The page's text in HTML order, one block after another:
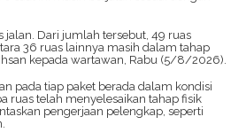
jalan. Dari jumlah tersebut, 49 ruas
36 ruas lainnya masih dalam tahap
kepada wartawan, Rabu (5/8/2026).
pada tiap paket berada dalam kondisi
ruas telah menyelesaikan tahap fisik
pengerjaan pelengkap, seperti